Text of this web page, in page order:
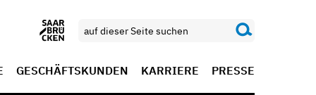
GESCHÄFTSKUNDEN KARRIERE PRESSE